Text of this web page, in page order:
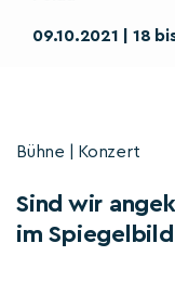
09.10.2021 | 18
Bühne | Konzert
Sind wir
im